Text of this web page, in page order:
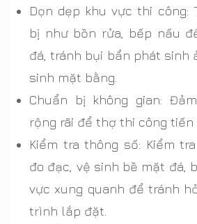
Dọn dẹp khu vực thi công:
bị như bồn rửa, bếp nấu
đá, tránh bụi bẩn phát sinh
sinh mặt bằng.
Chuẩn bị không gian:
rộng rãi để thợ thi công tiến
Kiểm tra thông số: Kiểm
đo đạc, vệ sinh bề mặt đá,
vực xung quanh để tránh
trình lắp đặt.